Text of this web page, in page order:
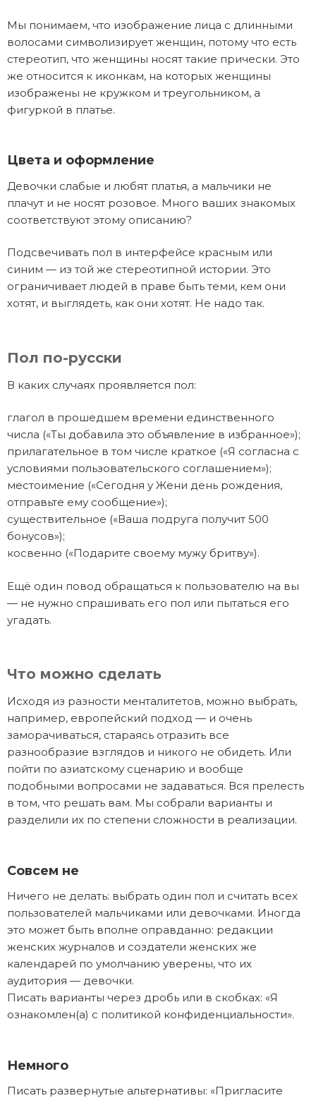
Мы понимаем, что изображение лица с длинными
волосами символизирует женщин, потому что есть
стереотип, что женщины носят такие прически. Это
же относится к иконкам, на которых женщины
изображены не кружком и треугольником, а
фигуркой в платье.
Цвета и оформление
Девочки слабые и любят платья, а мальчики не
плачут и не носят розовое. Много ваших знакомых
соответствуют этому описанию?
Подсвечивать пол в интерфейсе красным или
синим — из той же стереотипной истории. Это
ограничивает людей в праве быть теми, кем они
хотят, и выглядеть, как они хотят. Не надо так.
Пол по-русски
В каких случаях проявляется пол:
глагол в прошедшем времени единственного
числа («Ты добавила это объявление в избранное»);
прилагательное в том числе краткое («Я согласна с
условиями пользовательского соглашением»);
местоимение («Сегодня у Жени день рождения,
отправьте ему сообщение»);
существительное («Ваша подруга получит 500
бонусов»);
косвенно («Подарите своему мужу бритву»).
Ещё один повод обращаться к пользователю на вы
— не нужно спрашивать его пол или пытаться его
угадать.
Что можно сделать
Исходя из разности менталитетов, можно выбрать,
например, европейский подход — и очень
заморачиваться, стараясь отразить все
разнообразие взглядов и никого не обидеть. Или
пойти по азиатскому сценарию и вообще
подобными вопросами не задаваться. Вся прелесть
в том, что решать вам. Мы собрали варианты и
разделили их по степени сложности в реализации.
Совсем не
Ничего не делать: выбрать один пол и считать всех
пользователей мальчиками или девочками. Иногда
это может быть вполне оправданно: редакции
женских журналов и создатели женских же
календарей по умолчанию уверены, что их
аудитория — девочки.
Писать варианты через дробь или в скобках: «Я
ознакомлен(а) с политикой конфиденциальности».
Немного
Писать развернутые альтернативы: «Пригласите